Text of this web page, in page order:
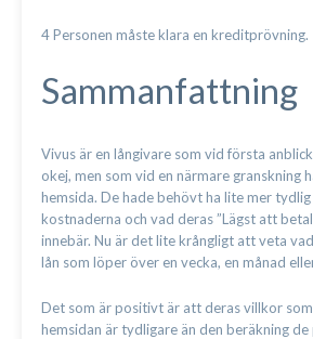
4 Personen måste klara en kreditprövning.
Sammanfattning
Vivus är en långivare som vid första
okej, men som vid en närmare granskning
hemsida. De hade behövt ha lite mer
kostnaderna och vad deras ”Lägst att
innebär. Nu är det lite krångligt att veta
lån som löper över en vecka, en månad
Det som är positivt är att deras villkor
hemsidan är tydligare än den beräkning